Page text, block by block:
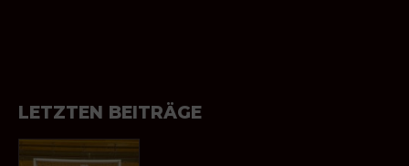
LETZTEN BEITRÄGE